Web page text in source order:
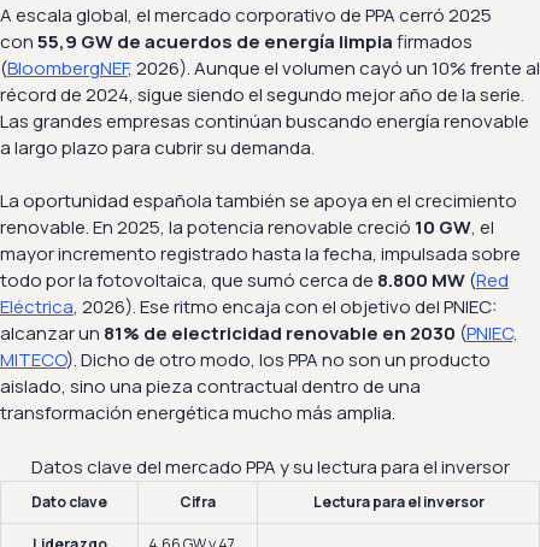
A escala global, el mercado corporativo de PPA cerró 2025
con55,9 GW de acuerdos de energía limpiafirmados
(BloombergNEF, 2026). Aunque el volumen cayó un 10% frente al
récord de 2024, sigue siendo el segundo mejor año de la serie.
Las grandes empresas continúan buscando energía renovable
a largo plazo para cubrir su demanda.
La oportunidad española también se apoya en el crecimiento
renovable. En 2025, la potencia renovable creció 10 GW, el
mayor incremento registrado hasta la fecha, impulsada sobre
todo por la fotovoltaica, que sumó cerca de 8.800 MW(Red
Eléctrica, 2026). Ese ritmo encaja con el objetivo del PNIEC:
alcanzar un 81% de electricidad renovable en 2030 (PNIEC,
MITECO). Dicho de otro modo, los PPA no son un producto
aislado, sino una pieza contractual dentro de una
transformación energética mucho más amplia.
Datos clave del mercado PPA y su lectura para el inversor
Dato clave Cifra Lectura para el inversor